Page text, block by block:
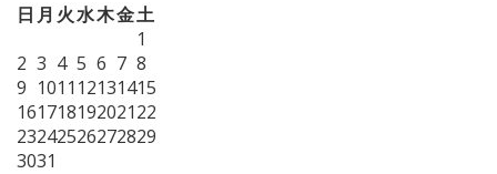
日 月 火水木金土
1
2 3 4 5 6 7 8
9 1011 12131415
16171819202122
23242526272829
3031